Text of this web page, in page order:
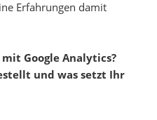
Erfahrungen damit
Google Analytics?
und was setzt Ihr